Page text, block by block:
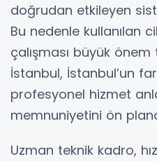
doğrudan etkileyen
Bu nedenle kullanılan
çalışması büyük önem
İstanbul, İstanbul’un
profesyonel hizmet
memnuniyetini ön
Uzman teknik kadro,